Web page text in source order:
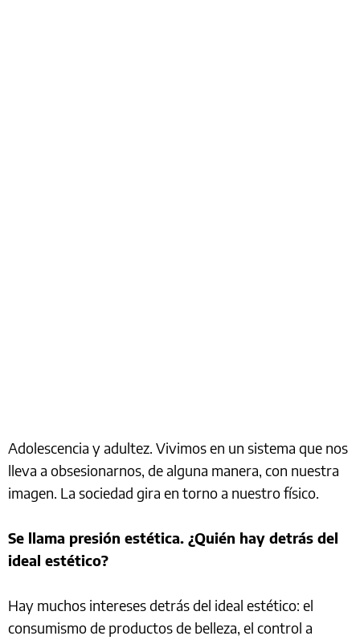
Adolescencia y adultez. Vivimos en un sistema que nos
lleva a obsesionarnos, de alguna manera, con nuestra
imagen. La sociedad gira en torno a nuestro físico.
Se llama presión estética. ¿Quién hay detrás del
ideal estético?
Hay muchos intereses detrás del ideal estético: el
consumismo de productos de belleza, el control a